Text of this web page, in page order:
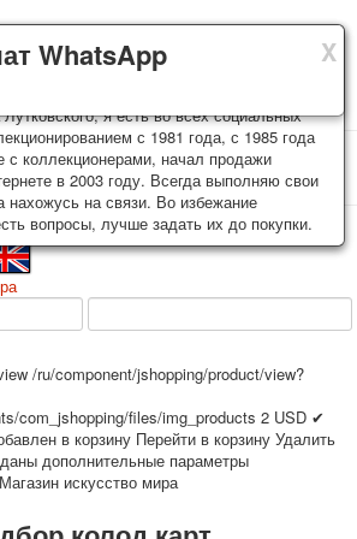
X
тщательно упаковываются и
3-4 рабочих дней после оплаты.
заказ, такие колоды карт отправляются в
Отправка осуществляется почтой России
Цена пересылки зависит от веса и тарифов
По желанию покупателя возможна
транспортными компаниями.
X
карт, почтовые открытки из частной
я есть во всех социальных
с 1981 года, с 1985 года
с коллекционерами, начал продажи
в 2003 году. Всегда выполняю свои
нахожусь на связи. Во избежание
вопросы, лучше задать их до покупки.
X
WhatsApp
Игральные карты Открытки
О сайте Избранное
/ru/component/jshopping/product/view?
com_jshopping/files/img_products 2 USD ✔
в корзину Перейти в корзину Удалить
дополнительные параметры
Магазин искусство мира